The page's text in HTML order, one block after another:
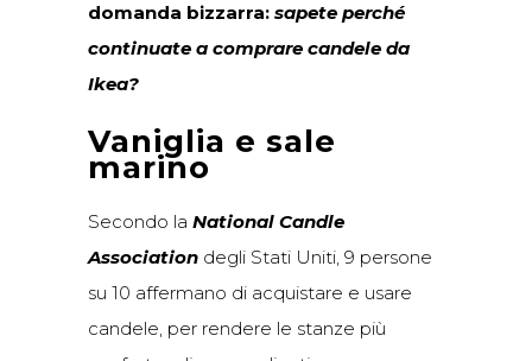
domanda bizzarra: sapete perché
continuate a comprare candele da
Ikea?
Vaniglia e sale
marino
Secondo la National Candle
Association degli Stati Uniti, 9 persone
su 10 affermano di acquistare e usare
candele, per rendere le stanze più